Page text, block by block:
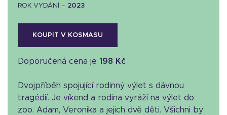
ROK VYDÁNÍ – 2023
KOUPIT V KOSMASU
Doporučená cena je 198 Kč
Dvojpříběh spojující rodinný výlet s dávnou
tragédií. Je víkend a rodina vyráží na výlet do
zoo. Adam, Veronika a jejich dvě děti. Všichni by